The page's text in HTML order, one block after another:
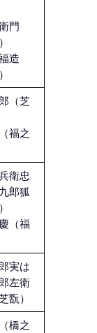
門
造
（芝
福之
衛忠
郎狐
（福
実は
左衛
翫）
橋之